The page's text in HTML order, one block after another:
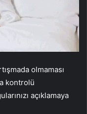
olmaması
kontrolü
açıklamaya